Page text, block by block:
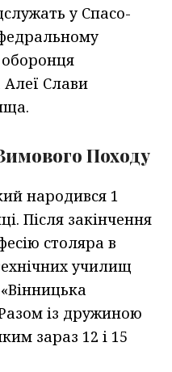
у Спасо-
Алеї Слави
Походу
народився 1
Після закінчення
столяра в
училищ
із дружиною
зараз 12 і 15